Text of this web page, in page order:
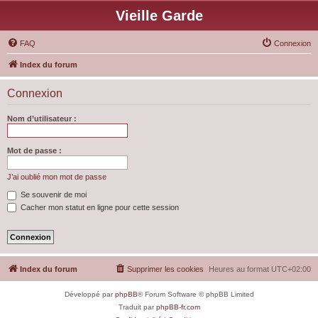
Vieille Garde
FAQ Connexion
Index du forum
Connexion
Nom d’utilisateur :
Mot de passe :
J’ai oublié mon mot de passe
Se souvenir de moi
Cacher mon statut en ligne pour cette session
Index du forum Heures au format UTC+02:00
Supprimer les cookies
Développé parphpBB® Forum Software © phpBB Limited
Traduit parphpBB-fr.com